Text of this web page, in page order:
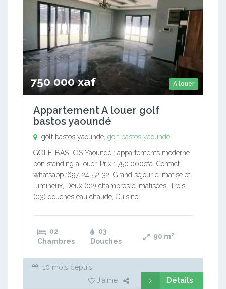
A louer
750 000 xaf
Appartement A louer golf
bastos yaoundé
golf bastos yaoundé, golf bastos yaoundé
GOLF-BASTOS Yaoundé : appartements moderne
bon standing à louer. Prix : 750.000cfa. Contact
whatsapp :697-24-52-32. Grand séjour climatisé et
lumineux, Deux (02) chambres climatisées, Trois
(03) douches eau chaude, Cuisine…
02
Chambres
03
Douches
90 m²
10 mois depuis
J'aime
Détails